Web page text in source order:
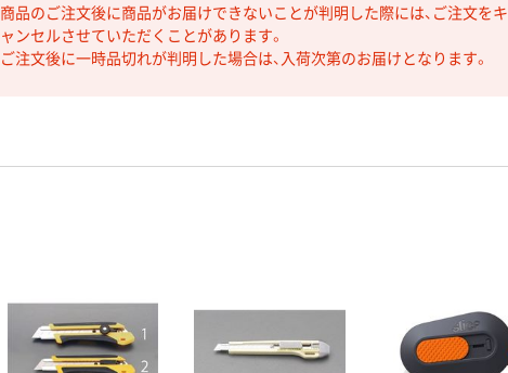
商品のご注文後に商品がお届けできないことが判明した際には、ご注文をキ
ャンセルさせていただくことがあります。
ご注文後に一時品切れが判明した場合は、入荷次第のお届けとなります。